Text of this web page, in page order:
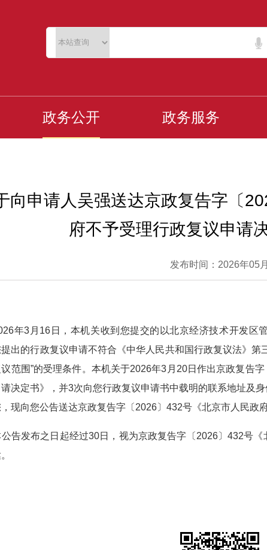
政务公开 政务服务
向申请人吴强送达京政复告字〔
府不予受理行政复议申请
发布时间：2026年05
3月16日，本机关收到您提交的以北京经济技术开发区
出的行政复议申请不符合《中华人民共和国行政复议法》第
范围”的受理条件。本机关于2026年3月20日作出京政复告
决定书》，并3次向您行政复议申请书中载明的联系地址及
现向您公告送达京政复告字〔2026〕432号《北京市人民政
发布之日起经过30日，视为京政复告字〔2026〕432号《